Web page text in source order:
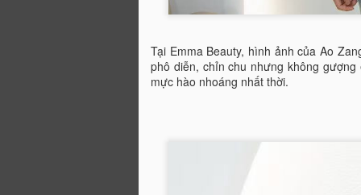
Tại Emma Beauty, hình ảnh của Ao
phô diễn, chỉn chu nhưng không
mực hào nhoáng nhất thời.